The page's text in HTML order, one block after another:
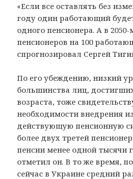
«Если все оставлять без
году один работающий
одного пенсионера. А в
пенсионеров на 100
спрогнозировал Сергей
По его убеждению, низкий
большинства лиц,
возраста, тоже
необходимости внедрения
действующую пенсионную
более двух третей
пенсии менее одной тысячи
отметил он. В то же время,
сейчас в Украине средний